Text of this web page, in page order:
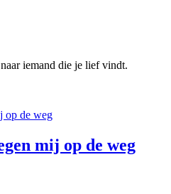
iemand die je lief vindt.
mij op de weg